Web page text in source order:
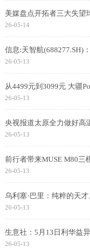
美媒盘点开拓者三大失望
26-05-14
信息:天智航(688277.SH)
26-05-13
从4499元到3099元 大疆
26-05-13
央视报道太原全力做好高
26-05-13
前行者带来MUSE M80三
26-05-13
乌利塞·巴里：纯粹的天
26-05-13
生意社：5月13日利华益
26-05-13